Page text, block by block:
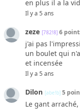
en plus il a la
Il y a 5 ans
zeze [782!8] 6
j'ai pas
un boulet qui
et incensée
Il y a 5 ans
Dilon [abe!b] 5
Le gant